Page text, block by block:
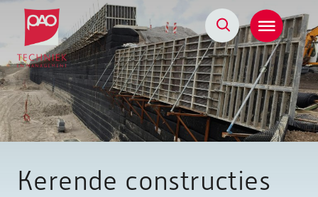
Postacademische cursussen, leergangen en opleidingen
Kerende constructies